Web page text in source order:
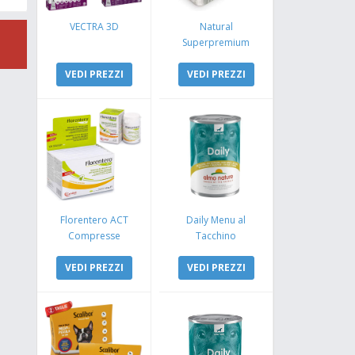
VECTRA 3D
VEDI PREZZI
Natural
Superpremium
Coniglio e Mela
VEDI PREZZI
Florentero ACT
Compresse
VEDI PREZZI
Daily Menu al
Tacchino
VEDI PREZZI